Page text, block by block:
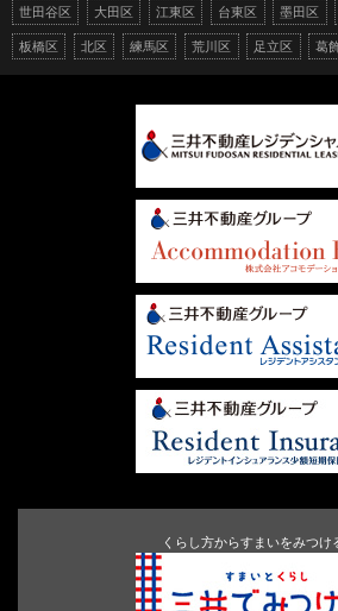
世田谷区 大田区 江東区 台東区 墨田区
板橋区 北区 練馬区 荒川区 足立区 葛
くらし方からすまいをみつけ